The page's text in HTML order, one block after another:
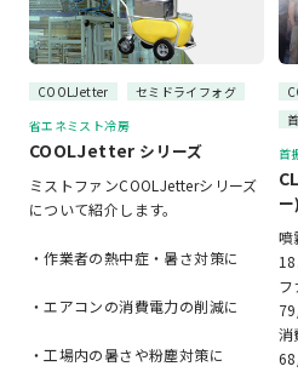
COOLJetter
セミドライフォグ
省エネミスト冷房
COOLJetter シリーズ
ミストファンCOOLJetterシリーズ
について紹介します。
・作業者の熱中症・暑さ対策に
・エアコンの消費電力の削減に
・工場内の暑さや粉塵対策に
首
ー)
噴
フ